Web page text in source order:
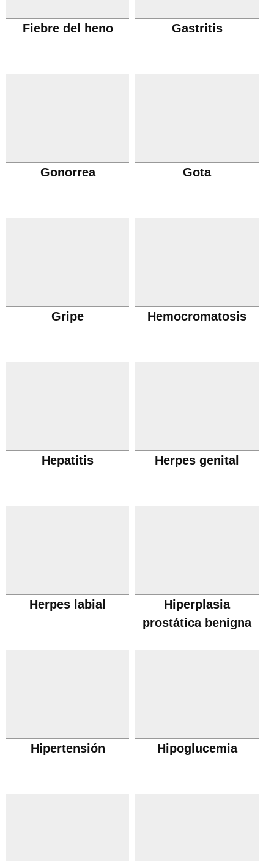
Fiebre del heno Gastritis
Gonorrea Gota
Gripe Hemocromatosis
Hepatitis Herpes genital
Herpes labial
Hiperplasia
prostática benigna
Hipertensión Hipoglucemia